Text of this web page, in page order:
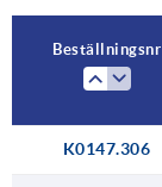
Beställningsnr
K0147.306